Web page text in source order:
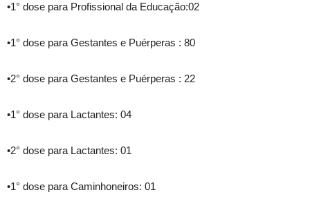
•1° dose para Profissional da Educação:02
•1° dose para Gestantes e Puérperas : 80
•2° dose para Gestantes e Puérperas : 22
•1° dose para Lactantes: 04
•2° dose para Lactantes: 01
•1° dose para Caminhoneiros: 01